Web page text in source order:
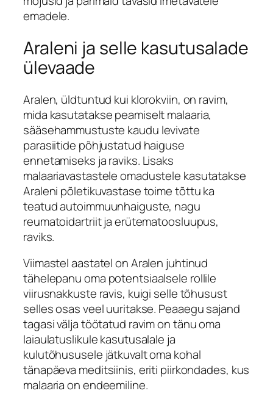
emadele.
Araleni ja selle kasutusalade
ülevaade
Aralen, üldtuntud kui klorokviin, on ravim,
mida kasutatakse peamiselt malaaria,
sääsehammustuste kaudu levivate
parasiitide põhjustatud haiguse
ennetamiseks ja raviks. Lisaks
malaariavastastele omadustele kasutatakse
Araleni põletikuvastase toime tõttu ka
teatud autoimmuunhaiguste, nagu
reumatoidartriit ja erütematoosluupus,
raviks.
Viimastel aastatel on Aralen juhtinud
tähelepanu oma potentsiaalsele rollile
viirusnakkuste ravis, kuigi selle tõhusust
selles osas veel uuritakse. Peaaegu sajand
tagasi välja töötatud ravim on tänu oma
laiaulatuslikule kasutusalale ja
kulutõhususele jätkuvalt oma kohal
tänapäeva meditsiinis, eriti piirkondades, kus
malaaria on endeemiline.